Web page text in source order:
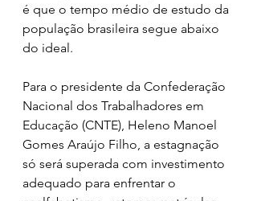
é que o tempo médio de estudo da
população brasileira segue abaixo
do ideal.
Para o presidente da Confederação
Nacional dos Trabalhadores em
Educação (CNTE), Heleno Manoel
Gomes Araújo Filho, a estagnação
só será superada com investimento
adequado para enfrentar o